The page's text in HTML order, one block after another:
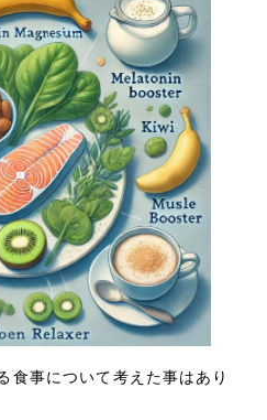
食事について考えた事はあり